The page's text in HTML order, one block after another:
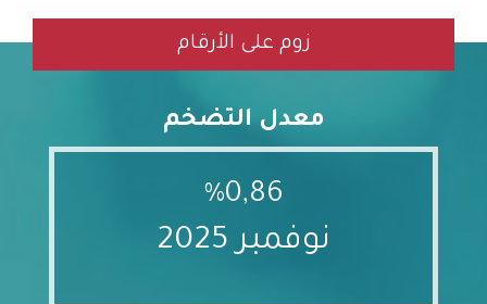
زوم على الأرقام
معدل التضخم
%0,86
نوفمبر 2025